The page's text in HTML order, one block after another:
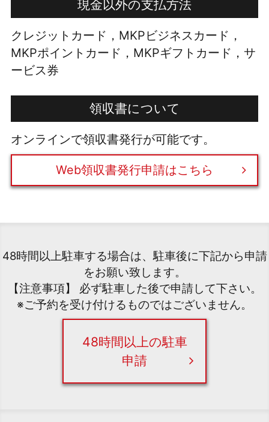
現金以外の支払方法
クレジットカード，MKPビジネスカード，
MKPポイントカード，MKPギフトカード，サ
ービス券
領収書について
オンラインで領収書発行が可能です。
Web領収書発行申請はこちら
48時間以上駐車する場合は、駐車後に下記から申請
をお願い致します。
【注意事項】 必ず駐車した後で申請して下さい。
※ご予約を受け付けるものではございません。
48時間以上の駐車
申請